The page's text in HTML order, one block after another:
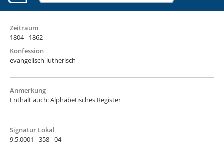
Zeitraum
1804 - 1862
Konfession
evangelisch-lutherisch
Anmerkung
Enthält auch: Alphabetisches Register
Signatur Lokal
9.5.0001 - 358 - 04